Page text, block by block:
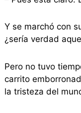
Y se marchó con
¿sería verdad
Pero no tuvo
carrito
la tristeza del